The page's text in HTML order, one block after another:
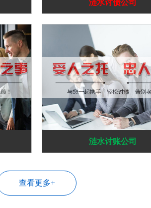
涟水讨债公司
涟水讨账公司
查看更多+